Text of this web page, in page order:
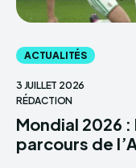
ACTUALITÉS
3 JUILLET 2026
RÉDACTION
Mondial 2026 :
parcours de